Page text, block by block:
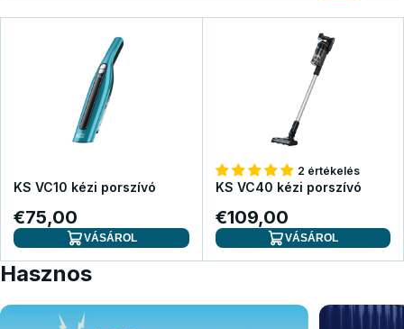
KS VC10 kézi porszívó
€75,00
VÁSÁROL
2 értékelés
KS VC40 kézi porszívó
€109,00
VÁSÁROL
Hasznos